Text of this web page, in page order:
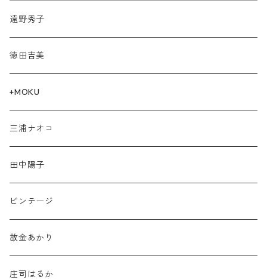
遠野秀子
徳田吉美
+MOKU
三浦ナオコ
田中陽子
ビンテージ
故金あかり
庄司はるか